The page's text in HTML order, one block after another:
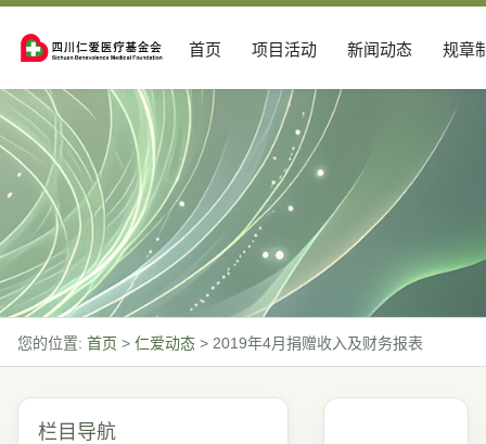
首页 项目活动 新闻动态 规章
您的位置: 首页 > 仁爱动态 > 2019年4月捐赠收入及财务报表
栏目导航